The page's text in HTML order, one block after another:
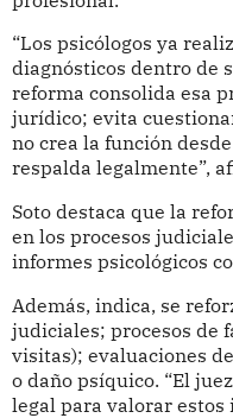
“Los psicólogos ya
diagnósticos dentro de
reforma consolida esa
jurídico; evita
no crea la función
respalda legalmente”,
Soto destaca que la
en los procesos
informes psicológicos
Además, indica, se
judiciales; procesos de
visitas); evaluaciones
o daño psíquico. “El
legal para valorar estos